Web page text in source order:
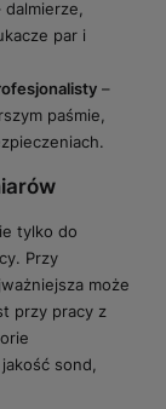
dalmierze,
par i
–
paśmie,
tylko do
Przy
może
przy pracy z
sond,